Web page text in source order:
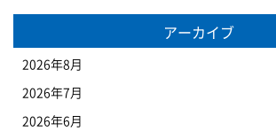
アーカイブ
2026年8月
2026年7月
2026年6月